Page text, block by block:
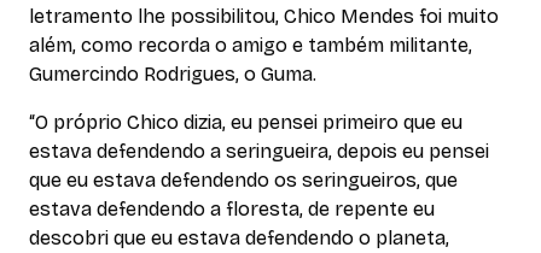
letramento lhe possibilitou, Chico Mendes foi muito
além, como recorda o amigo e também militante,
Gumercindo Rodrigues, o Guma.
“O próprio Chico dizia, eu pensei primeiro que eu
estava defendendo a seringueira, depois eu pensei
que eu estava defendendo os seringueiros, que
estava defendendo a floresta, de repente eu
descobri que eu estava defendendo o planeta,